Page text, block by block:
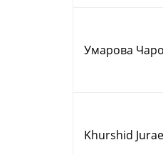
Умарова
Khurshid